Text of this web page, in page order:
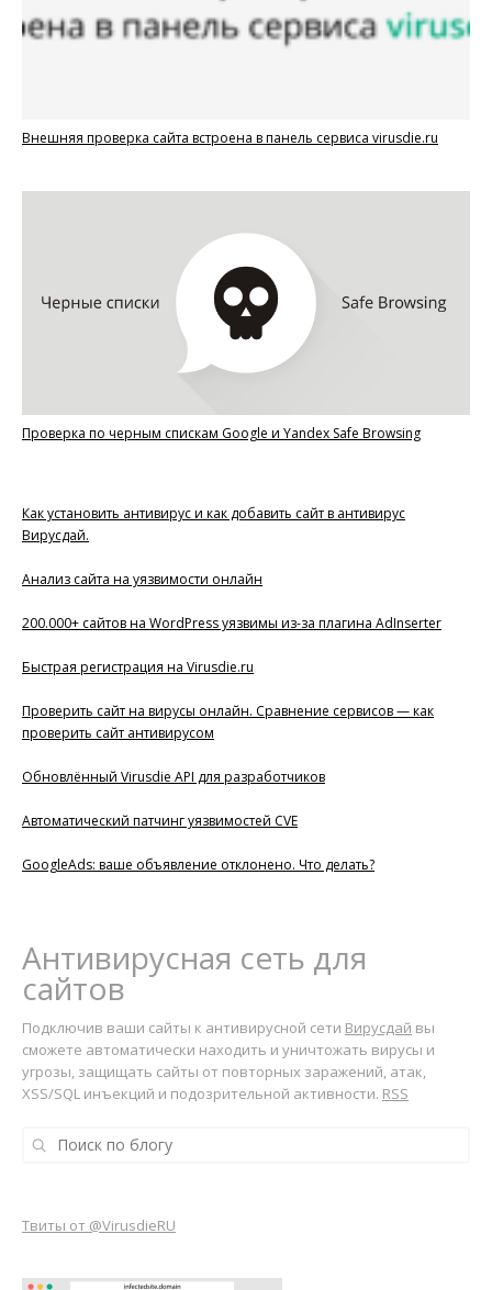
Внешняя проверка сайта встроена в панель сервиса virusdie.ru
Проверка по черным спискам Google и Yandex Safe Browsing
Как установить антивирус и как добавить сайт в антивирус
Вирусдай.
Анализ сайта на уязвимости онлайн
200.000+ сайтов на WordPress уязвимы из-за плагина AdInserter
Быстрая регистрация на Virusdie.ru
Проверить сайт на вирусы онлайн. Сравнение сервисов — как
проверить сайт антивирусом
Обновлённый Virusdie API для разработчиков
Автоматический патчинг уязвимостей CVE
GoogleAds: ваше объявление отклонено. Что делать?
Антивирусная сеть для
сайтов
Подключив ваши сайты к антивирусной сети Вирусдай вы
сможете автоматически находить и уничтожать вирусы и
угрозы, защищать сайты от повторных заражений, атак,
XSS/SQL инъекций и подозрительной активности. RSS
Твиты от @VirusdieRU